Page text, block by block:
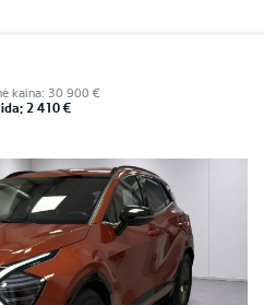
kaina: 30 900 €
2 410 €